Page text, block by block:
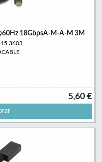
18GbpsA-M-A-M 3M
5,60 €